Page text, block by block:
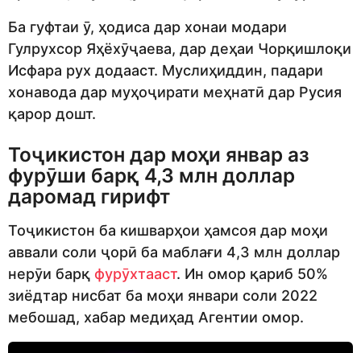
Ба гуфтаи ӯ, ҳодиса дар хонаи модари
Гулрухсор Яҳёхӯҷаева, дар деҳаи Чорқишлоқи
Исфара рух додааст. Муслиҳиддин, падари
хонавода дар муҳоҷирати меҳнатӣ дар Русия
қарор дошт.
Тоҷикистон дар моҳи январ аз
фурӯши барқ 4,3 млн доллар
даромад гирифт
Тоҷикистон ба кишварҳои ҳамсоя дар моҳи
аввали соли ҷорӣ ба маблағи 4,3 млн доллар
нерӯи барқ фурӯхтааст. Ин омор қариб 50%
зиёдтар нисбат ба моҳи январи соли 2022
мебошад, хабар медиҳад Агентии омор.